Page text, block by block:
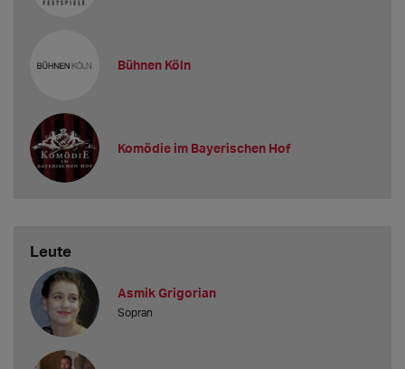
Bühnen Köln
Komödie im Bayerischen Hof
Leute
Asmik Grigorian
Sopran